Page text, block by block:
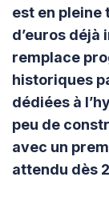
est en pleine
d’euros
remplace
historiques
dédiées à
peu de
avec un
attendu dès